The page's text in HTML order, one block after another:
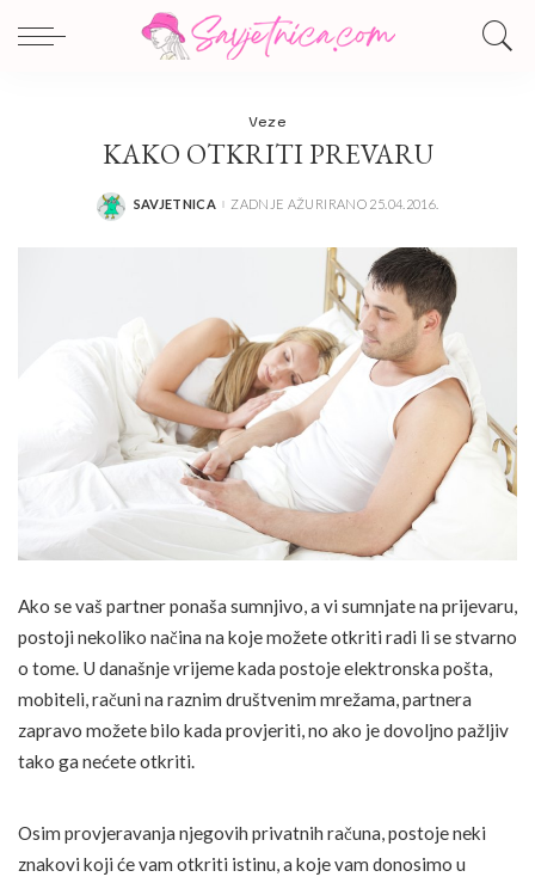
Veze
KAKO OTKRITI PREVARU
POSTED
SAVJETNICA ZADNJE AŽURIRANO 25.04.2016.
Ako se vaš partner ponaša sumnjivo, a vi sumnjate na prijevaru,
postoji nekoliko načina na koje možete otkriti radi li se stvarno
o tome. U današnje vrijeme kada postoje elektronska pošta,
mobiteli, računi na raznim društvenim mrežama, partnera
zapravo možete bilo kada provjeriti, no ako je dovoljno pažljiv
tako ga nećete otkriti.
Osim provjeravanja njegovih privatnih računa, postoje neki
znakovi koji će vam otkriti istinu, a koje vam donosimo u